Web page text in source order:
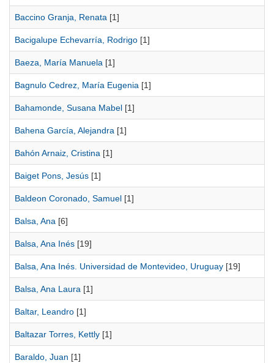
Baccino Granja, Renata [1]
Bacigalupe Echevarría, Rodrigo [1]
Baeza, María Manuela [1]
Bagnulo Cedrez, María Eugenia [1]
Bahamonde, Susana Mabel [1]
Bahena García, Alejandra [1]
Bahón Arnaiz, Cristina [1]
Baiget Pons, Jesús [1]
Baldeon Coronado, Samuel [1]
Balsa, Ana [6]
Balsa, Ana Inés [19]
Balsa, Ana Inés. Universidad de Montevideo, Uruguay [19]
Balsa, Ana Laura [1]
Baltar, Leandro [1]
Baltazar Torres, Kettly [1]
Baraldo, Juan [1]